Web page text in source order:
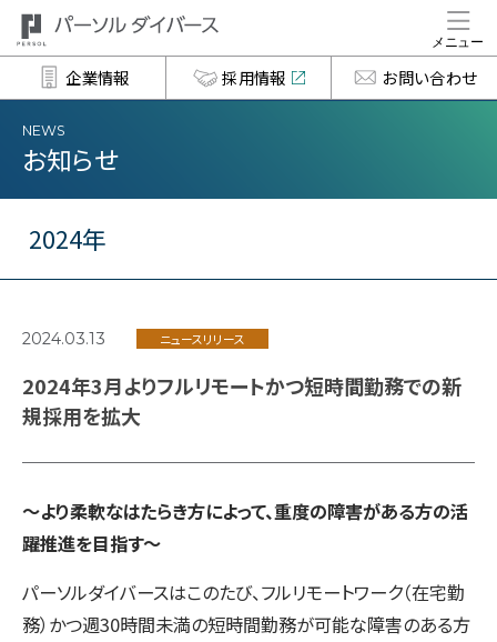
企業情報 採用情報 お問い合わせ
NEWS
お知らせ
2024年
2024.03.13 ニュースリリース
2024年3月よりフルリモートかつ短時間勤務での新
規採用を拡大
～より柔軟なはたらき方によって、重度の障害がある方の活
躍推進を目指す～
パーソルダイバースはこのたび、フルリモートワーク（在宅勤
務）かつ週30時間未満の短時間勤務が可能な障害のある方